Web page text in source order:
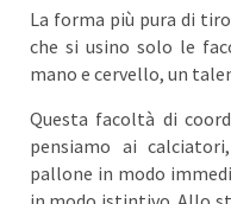
La forma più pura di
che si usino solo le
mano e cervello, un
Questa facoltà di
pensiamo ai
pallone in modo